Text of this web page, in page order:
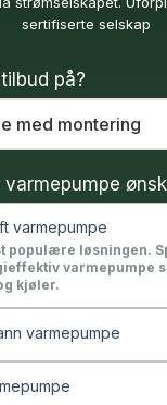
sertifiserte selskap
på?
varmepumpe
populære løsningen.
varmepumpe
kjøler.
varmepumpe